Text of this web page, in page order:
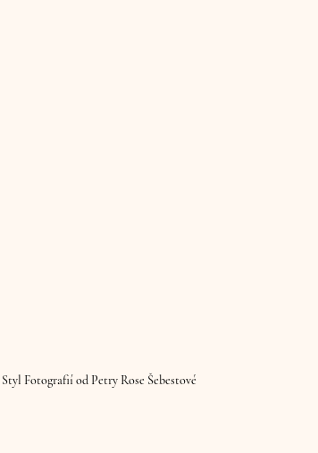
Fotografií od Petry Rose Šebestové